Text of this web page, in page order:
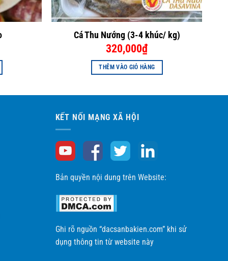
Cá Thu Nướng (3-4 khúc/ kg)
320,000₫
THÊM VÀO GIỎ HÀNG
KẾT NỐI MẠNG XÃ HỘI
Bản quyền nội dung trên Website:
Ghi rõ nguồn “dacsanbakien.com” khi sử
dụng thông tin từ website này